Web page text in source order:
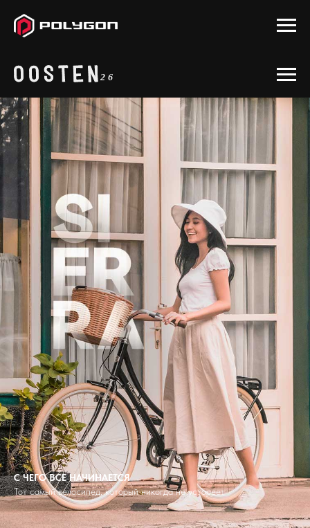
С ЧЕГО ВСЕ НАЧИНАЕТСЯ
Тот самый велосипед, который никогда не устареет